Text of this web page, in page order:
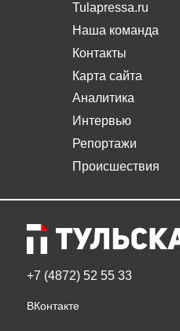
Tulapressa.ru
Наша команда
Контакты
Карта сайта
Аналитика
Интервью
Репортажи
Происшествия
+7 (4872) 52 55 33
ВКонтакте